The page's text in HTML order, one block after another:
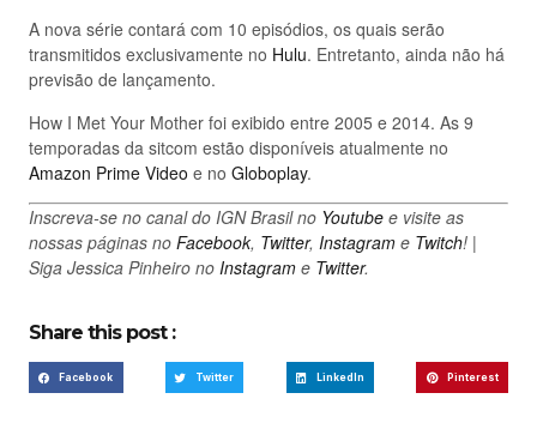
A nova série contará com 10 episódios, os quais serão
transmitidos exclusivamente no Hulu. Entretanto, ainda não há
previsão de lançamento.
How I Met Your Mother foi exibido entre 2005 e 2014. As 9
temporadas da sitcom estão disponíveis atualmente no
Amazon Prime Video e no Globoplay.
Inscreva-se no canal do IGN Brasil no Youtube e visite as
nossas páginas no Facebook, Twitter, Instagram e Twitch! |
Siga Jessica Pinheiro no Instagram e Twitter.
Share this post :
Facebook Twitter LinkedIn Pinterest